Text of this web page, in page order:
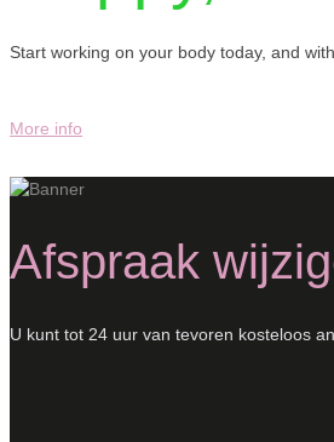
Start working on your body today, and
More info
Afspraak
U kunt tot 24 uur van tevoren kosteloos